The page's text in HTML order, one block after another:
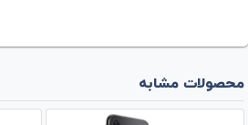
محصولات مشابه